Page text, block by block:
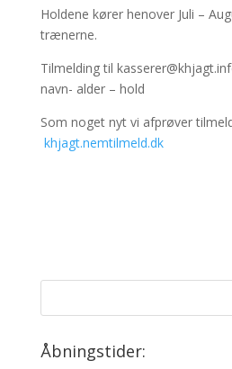
Holdene kører henover Juli –
trænerne.
Tilmelding til
navn- alder – hold
Som noget nyt vi afprøver
khjagt.nemtilmeld.dk
Åbningstider: